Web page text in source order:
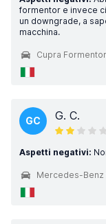
formentor e invece
un downgrade, a
macchina.
Cupra Formentor
GC G. C.
Aspetti negativi:
Mercedes-Benz